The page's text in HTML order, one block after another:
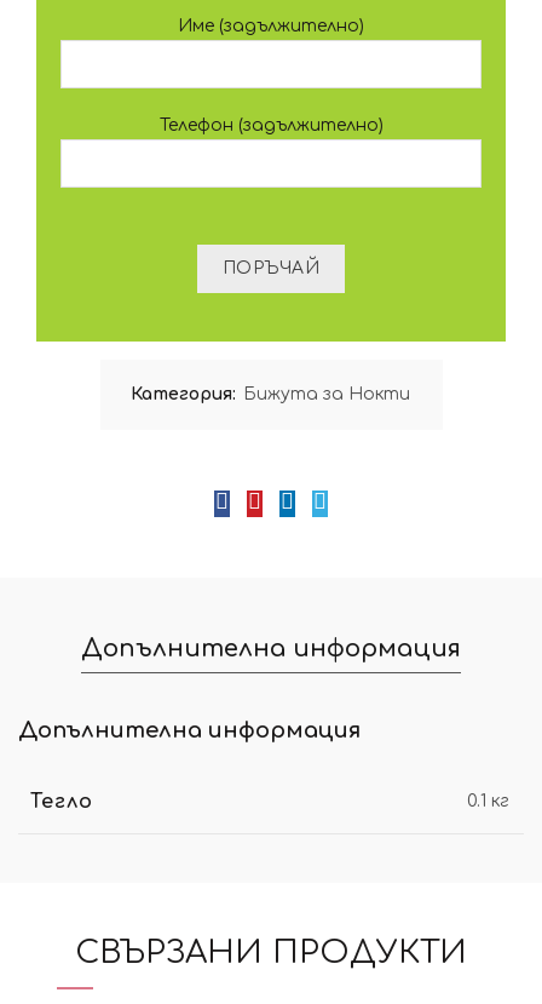
Име (задължително)
Телефон (задължително)
Категория: Бижута за Нокти
Допълнителна информация
Допълнителна информация
Тегло 0.1 кг
СВЪРЗАНИ ПРОДУКТИ